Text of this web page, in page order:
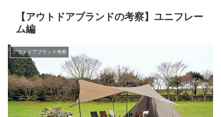
【アウトドアブランドの考察】ユニフレー
ム編
アウトドアブランド考察